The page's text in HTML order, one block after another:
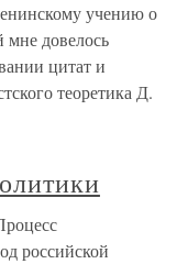
учению о
довелось
цитат и
теоретика Д.
российской